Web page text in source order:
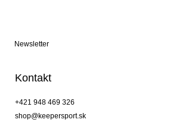
Newsletter
Kontakt
+421 948 469 326
shop@keepersport.sk